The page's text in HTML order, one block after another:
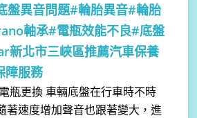
盤異音問題#輪胎異音#輪胎
軸承#電瓶效能不良#底盤
新北市三峽區推薦汽車保養
障服務
瓶更換 車輛底盤在行車時不時
著速度增加聲音也跟著變大，進